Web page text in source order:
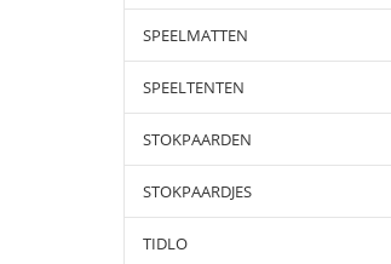
SPEELMATTEN
SPEELTENTEN
STOKPAARDEN
STOKPAARDJES
TIDLO